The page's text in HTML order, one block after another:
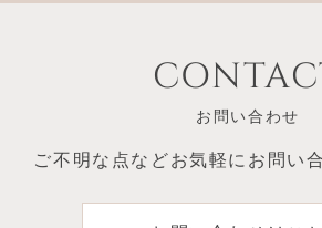
お問い合わせ
ご不明な点などお気軽にお問い